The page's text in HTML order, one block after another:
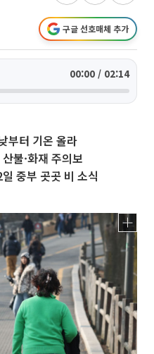
구글 선호매체 추가
00:00 / 02:14
부터 기온 올라
불·화재 주의보
중부 곳곳 비 소식